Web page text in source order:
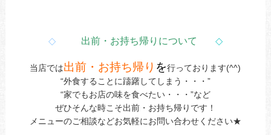
◇ 出前・お持ち帰りについて ◇
当店では出前・お持ち帰り を行っております(^^)
“外食することに躊躇してしまう・・・”
“家でもお店の味を食べたい・・・”など
ぜひそんな時こそ出前・お持ち帰りです！
メニューのご相談などお気軽にお問い合わせください★